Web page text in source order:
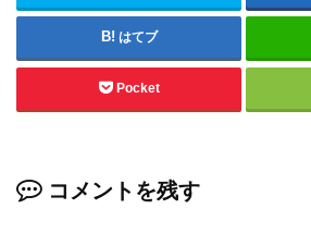
はてブ
Pocket
コメントを残す